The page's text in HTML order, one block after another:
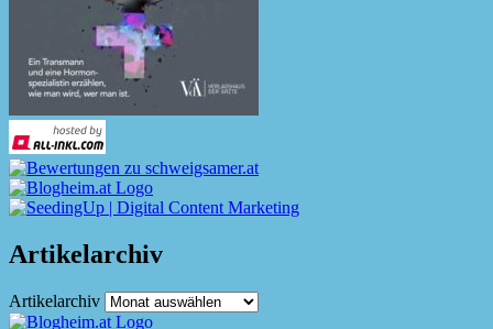
Artikelarchiv
Artikelarchiv